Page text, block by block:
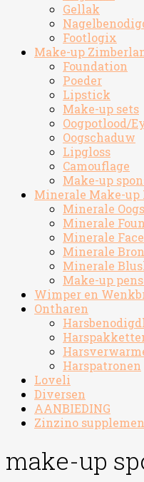
Gellak
Footlogix
Make-up
Foundation
Poeder
Lipstick
Make-up sets
Oogpotlood/
Oogschaduw
Lipgloss
Camouflage
Make-up
Minerale Make-up
Minerale
Minerale
Minerale
Minerale
Minerale
Make-up
Wimper en
Ontharen
Harspatronen
Loveli
Diversen
AANBIEDING
Zinzino
make-up